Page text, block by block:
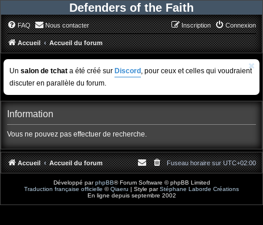
Defenders of the Faith
FAQ Nous contacter Connexion
Inscription
Accueil Accueil du forum
Un salon de tchat a été créé sur Discord , pour ceux et celles qui voudraient
discuter en parallèle du forum.
Information
Vous ne pouvez pas effectuer de recherche.
Accueil Accueil du forum Fuseau horaire surUTC+02:00
Développé parphpBB® Forum Software © phpBB Limited
Traduction française officielle ©Qiaeru | Style parStéphane Laborde Créations
En ligne depuis septembre 2002